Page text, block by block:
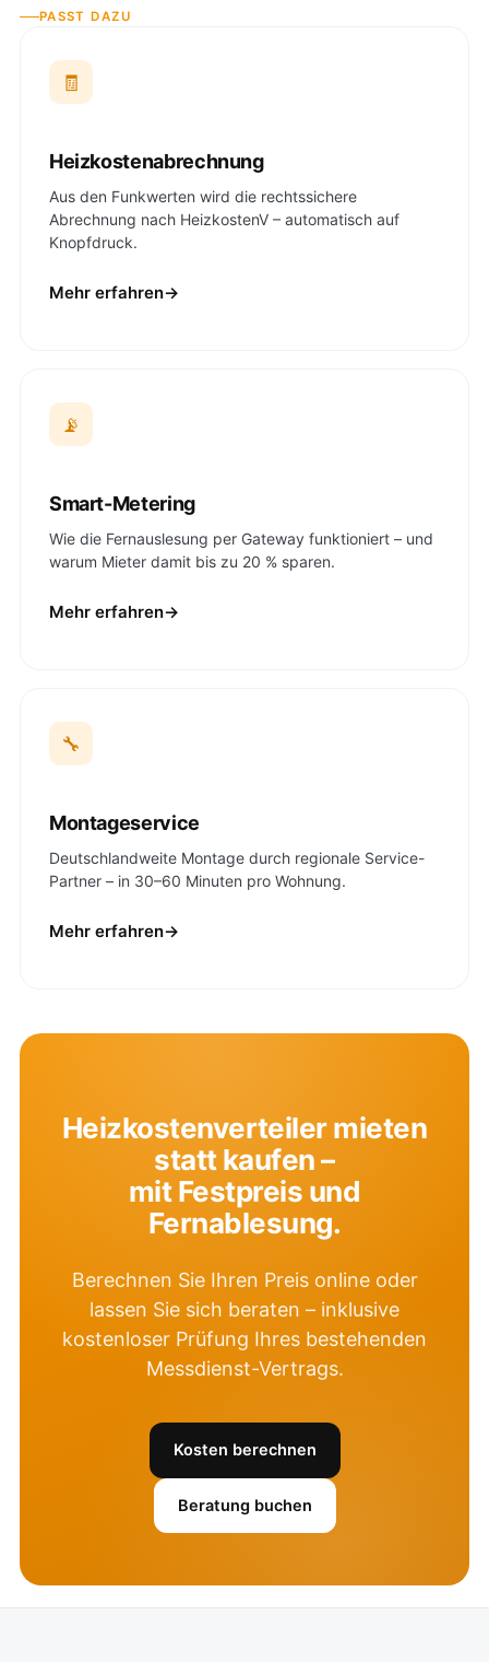
Wohnungszutritt. Ältere Geräte tauschen wir komplett
PASST DAZU
🧾
Heizkostenabrechnung
Aus den Funkwerten wird die rechtssichere
Abrechnung nach HeizkostenV – automatisch auf
Knopfdruck.
Mehr erfahren
📡
Smart-Metering
Wie die Fernauslesung per Gateway funktioniert – und
warum Mieter damit bis zu 20 % sparen.
Mehr erfahren
🔧
Montageservice
Deutschlandweite Montage durch regionale Service-
Partner – in 30–60 Minuten pro Wohnung.
Mehr erfahren
Heizkostenverteiler mieten
statt kaufen –
mit Festpreis und
Fernablesung.
Berechnen Sie Ihren Preis online oder
lassen Sie sich beraten – inklusive
kostenloser Prüfung Ihres bestehenden
Messdienst-Vertrags.
Kosten berechnen
Beratung buchen